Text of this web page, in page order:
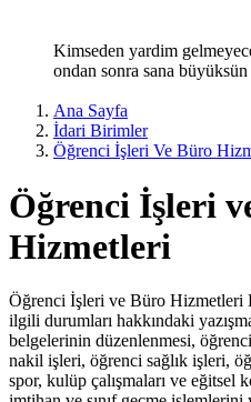
Kimseden yardim
ondan sonra sana
Ana Sayfa
İdari Birimler
Öğrenci İşleri Ve Büro
Öğrenci İşleri
Hizmetleri
Öğrenci İşleri ve Büro
ilgili durumları hakkındaki
belgelerinin düzenlenmesi,
nakil işleri, öğrenci sağlık işleri,
spor, kulüp çalışmaları ve